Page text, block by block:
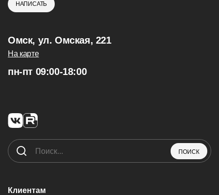
НАПИСАТЬ
Омск, ул. Омская, 221
На карте
пн-пт 09:00-18:00
ПОИСК
Клиентам